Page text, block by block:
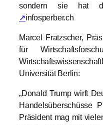
sondern sie hat
↗infosperber.ch
Marcel Fratzscher,
für
Universität Berlin:
„Donald Trump wirft
Handelsüberschüsse
Präsident mag mit